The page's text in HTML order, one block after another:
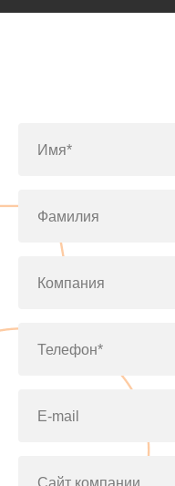
Имя*
Фамилия
Компания
Телефон*
E-mail